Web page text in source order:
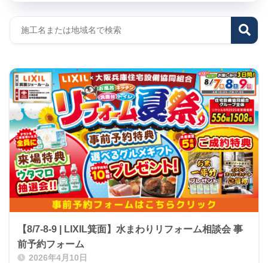
【8/7-8-9 | LIXIL箕面】水まわりリフォーム相談会 事
前予約フォーム
2026年4月10日